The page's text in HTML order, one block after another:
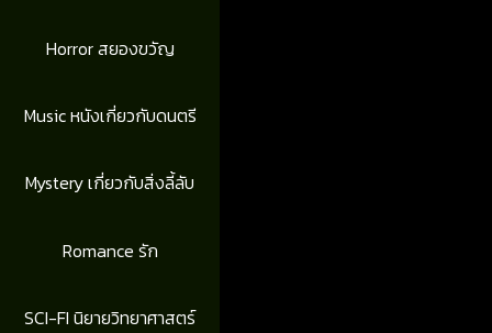
Horror สยองขวัญ
Music หนังเกี่ยวกับดนตรี
Mystery เกี่ยวกับสิ่งลี้ลับ
Romance รัก
SCI-FI นิยายวิทยาศาสตร์